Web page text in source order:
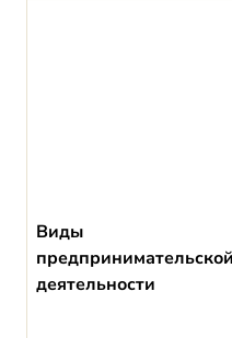
Виды
предпринимательской
деятельности